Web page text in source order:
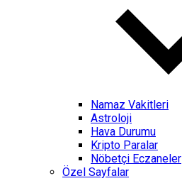
Namaz Vakitleri
Astroloji
Hava Durumu
Kripto Paralar
Nöbetçi Eczaneler
Özel Sayfalar